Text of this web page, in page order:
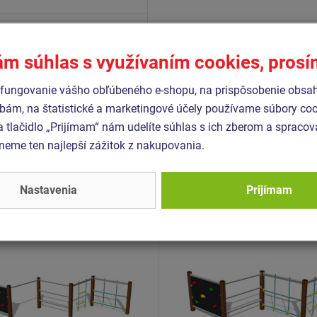
1+A1
Podobnýtovar
8507K-10
zostava - celokovová
Produkt - SSE-8411K-10
Šplhacia zostava -
súhlas s využívaním cookies,
vášho obľúbeného e-shopu, na prispôsobenie
na štatistické a marketingové účely používame súbory
tlačidlo „Prijímam“ nám udelíte súhlas s ich zberom a
ten najlepší zážitok z nakupovania.
Nastavenia Prijímam